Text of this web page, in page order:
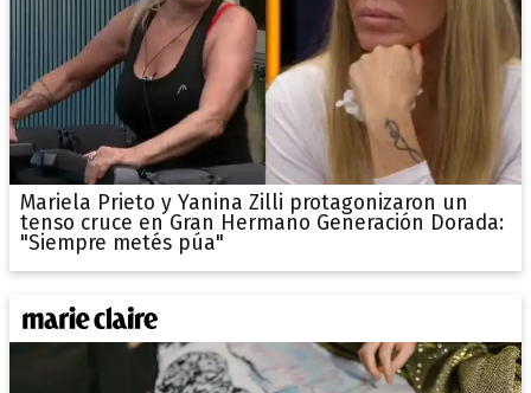
Mariela Prieto y Yanina Zilli protagonizaron un
tenso cruce en Gran Hermano Generación Dorada:
"Siempre metés púa"